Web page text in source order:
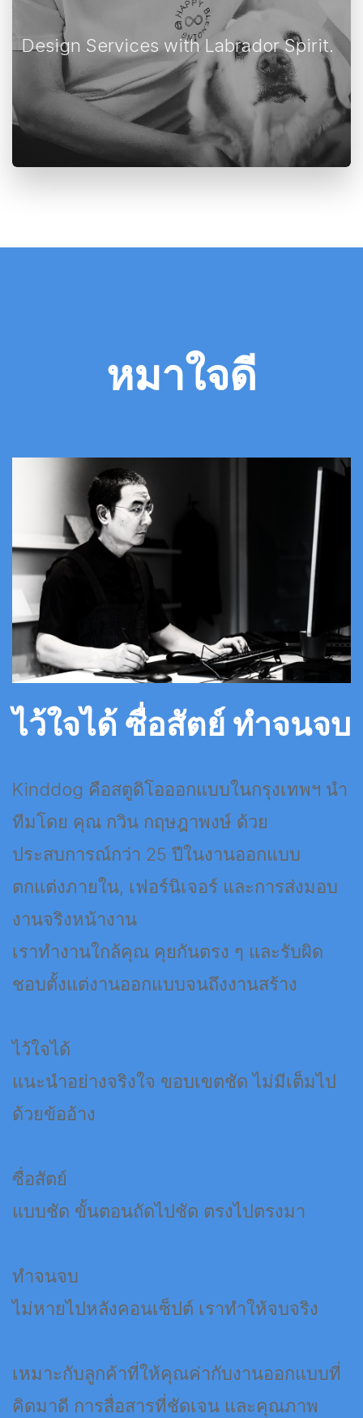
Design Services with Labrador Spirit.
​หมาใจดี
ไว้ใจได้ ซื่อสัตย์ ทำจนจบ
Kinddog คือสตูดิโอออกแบบในกรุงเทพฯ นำ
ทีมโดย คุณ กวิน กฤษฎาพงษ์ ด้วย
ประสบการณ์กว่า 25 ปีในงานออกแบบ
ตกแต่งภายใน, เฟอร์นิเจอร์ และการส่งมอบ
งานจริงหน้างาน
เราทำงานใกล้คุณ คุยกันตรง ๆ และรับผิด
ชอบตั้งแต่งานออกแบบจนถึงงานสร้าง
ไว้ใจได้
แนะนำอย่างจริงใจ ขอบเขตชัด ไม่มีเต็มไป
ด้วยข้ออ้าง
ซื่อสัตย์
แบบชัด ขั้นตอนถัดไปชัด ตรงไปตรงมา
ทำจนจบ
ไม่หายไปหลังคอนเซ็ปต์ เราทำให้จบจริง
เหมาะกับลูกค้าที่ให้คุณค่ากับงานออกแบบที่
คิดมาดี การสื่อสารที่ชัดเจน และคุณภาพ